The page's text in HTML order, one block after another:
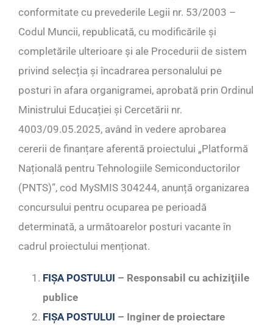
conformitate cu prevederile Legii nr. 53/2003 –
Codul Muncii, republicată, cu modificările și
completările ulterioare și ale Procedurii de sistem
privind selecția și încadrarea personalului pe
posturi în afara organigramei, aprobată prin Ordinul
Ministrului Educației și Cercetării nr.
4003/09.05.2025, având în vedere aprobarea
cererii de finanțare aferentă proiectului „Platformă
Națională pentru Tehnologiile Semiconductorilor
(PNTS)”, cod MySMIS 304244, anunță organizarea
concursului pentru ocuparea pe perioadă
determinată, a următoarelor posturi vacante în
cadrul proiectului menționat.
FIȘA POSTULUI – Responsabil cu achiziţiile
publice
FIȘA POSTULUI – Inginer de proiectare